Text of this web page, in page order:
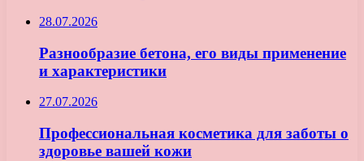
28.07.2026
Разнообразие бетона, его виды применение
и характеристики
27.07.2026
Профессиональная косметика для заботы о
здоровье вашей кожи